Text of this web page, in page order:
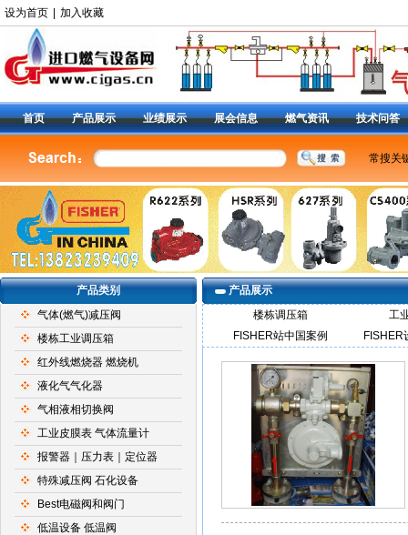
设为首页 加入收藏
首页 产品展示 业绩展示 展会信息 燃气资讯 技术问答
常搜关
燃气调
减压阀
|
定位器 |
产品类别
气体(燃气)减压阀
楼栋工业调压箱
红外线燃烧器 燃烧机
液化气气化器
气相液相切换阀
工业皮膜表 气体流量计
报警器｜压力表｜定位器
特殊减压阀 石化设备
Best电磁阀和阀门
低温设备 低温阀
产品展示
楼栋调压箱
工
FISHER站中国案例
FISHER